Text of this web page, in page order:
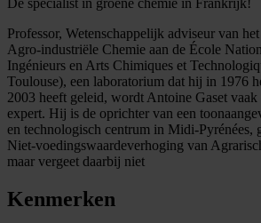
Professor, Wetenschappelijk adviseur van
Agro-industriële Chemie aan de École
Ingénieurs en Arts Chimiques et
Toulouse), een laboratorium dat hij in 1976
2003 heeft geleid, wordt Antoine Gaset vaak
expert. Hij is de oprichter van een
en technologisch centrum in Midi-Pyrénées,
Niet-voedingswaardeverhoging van
maar vergeet daarbij niet
Kenmerken